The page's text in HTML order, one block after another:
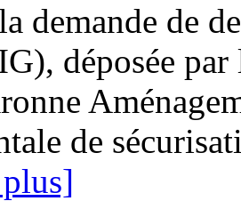
demande de
déposée
de